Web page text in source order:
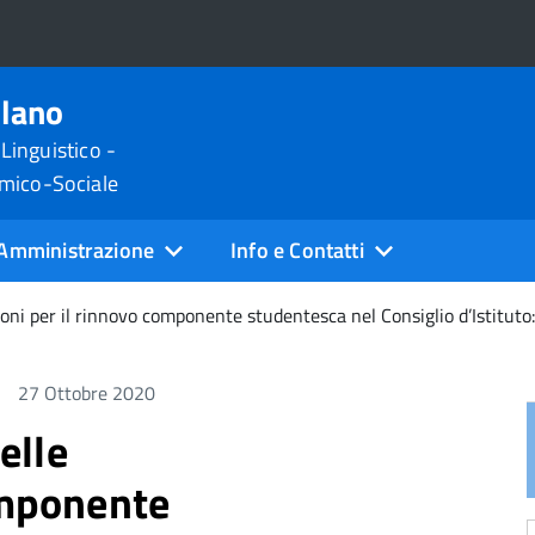
-
Sociale
Info e Contatti
per il rinnovo componente studentesca nel Consiglio
27 Ottobre 2020